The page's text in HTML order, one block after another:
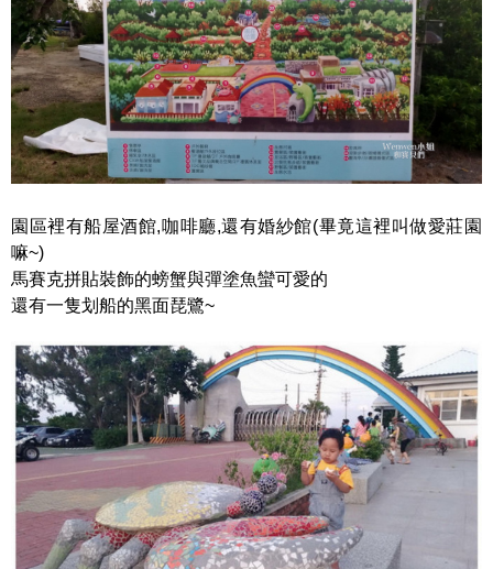
園區裡有船屋酒館,咖啡廳,還有婚紗館(畢竟這裡叫做愛莊園
嘛~)
馬賽克拼貼裝飾的螃蟹與彈塗魚蠻可愛的
還有一隻划船的黑面琵鷺~